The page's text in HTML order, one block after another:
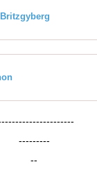
---------
--